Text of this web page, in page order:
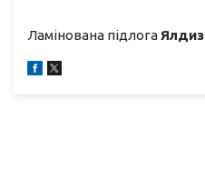
Ламінована підлога Ялдиз